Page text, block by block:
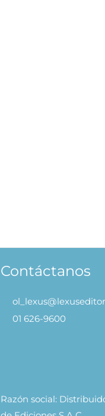
Contáctanos
01 626-9600
Razón social: